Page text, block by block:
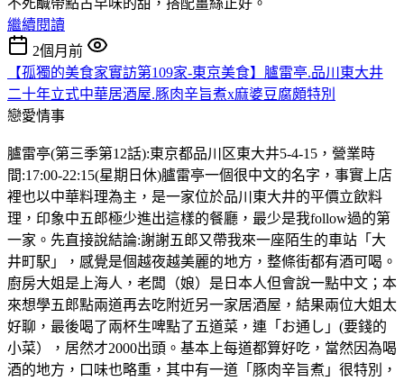
繼續閱讀
2個月前
【孤獨的美食家實訪第109家-東京美食】臚雷亭.品川東大井
二十年立式中華居酒屋.豚肉辛旨煮x麻婆豆腐頗特別
戀愛情事
臚雷亭(第三季第12話):東京都品川区東大井5-4-15，營業時
間:17:00-22:15(星期日休)臚雷亭一個很中文的名字，事實上店
裡也以中華料理為主，是一家位於品川東大井的平價立飲料
理，印象中五郎極少進出這樣的餐廳，最少是我follow過的第
一家。先直接說結論:謝謝五郎又帶我來一座陌生的車站「大
井町駅」，感覺是個越夜越美麗的地方，整條街都有酒可喝。
廚房大姐是上海人，老闆（娘）是日本人但會說一點中文；本
來想學五郎點兩道再去吃附近另一家居酒屋，結果兩位大姐太
好聊，最後喝了兩杯生啤點了五道菜，連「お通し」(要錢的
小菜），居然才2000出頭。基本上每道都算好吃，當然因為喝
酒的地方，口味也略重，其中有一道「豚肉辛旨煮」很特別，